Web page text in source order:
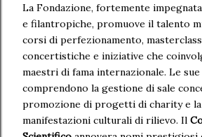
La Fondazione, fortemente
e filantropiche, promuove il talento
corsi di perfezionamento,
concertistiche e iniziative che
maestri di fama internazionale. Le
comprendono la gestione di sale
promozione di progetti di charity e
manifestazioni culturali di rilievo. Il